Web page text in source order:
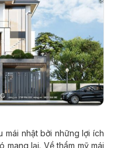
mái nhật bởi những lợi ích
mang lại. Về thẩm mỹ mái